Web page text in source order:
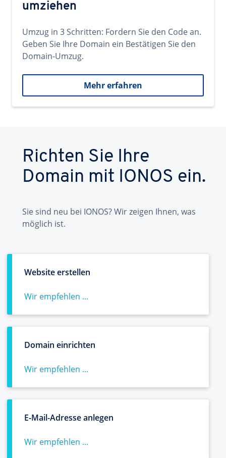
umziehen
Umzug in 3 Schritten: Fordern Sie den Code an.
Geben Sie Ihre Domain ein Bestätigen Sie den
Domain-Umzug.
Mehr erfahren
Richten Sie Ihre
Domain mit IONOS ein.
Sie sind neu bei IONOS? Wir zeigen Ihnen, was
möglich ist.
Website erstellen
Wir empfehlen ...
Domain einrichten
Wir empfehlen ...
E-Mail-Adresse anlegen
Wir empfehlen ...